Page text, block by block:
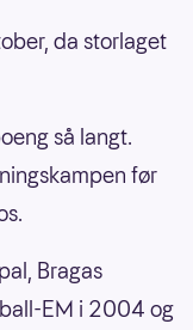
da storlaget
så langt.
før
Bragas
EM i 2004 og